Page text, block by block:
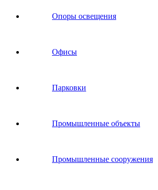
Опоры освещения
Офисы
Парковки
Промышленные объекты
Промышленные сооружения